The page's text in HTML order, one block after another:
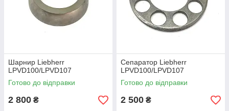
Шарнир Liebherr
LPVD100/LPVD107
Готово до відправки
2 800 ₴
Сепаратор Liebherr
LPVD100/LPVD107
Готово до відправки
2 500 ₴